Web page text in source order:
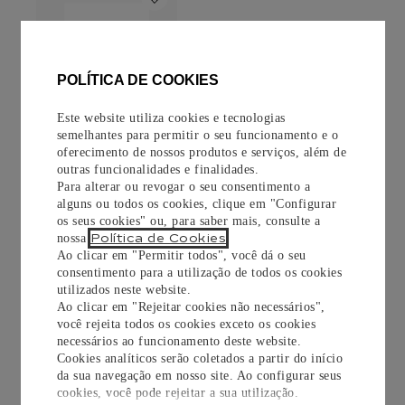
POLÍTICA DE COOKIES
Este website utiliza cookies e tecnologias
semelhantes para permitir o seu funcionamento e o
oferecimento de nossos produtos e serviços, além de
outras funcionalidades e finalidades.
Para alterar ou revogar o seu consentimento a
alguns ou todos os cookies, clique em "Configurar
os seus cookies" ou, para saber mais, consulte a
nossa Política de Cookies
Ao clicar em "Permitir todos", você dá o seu
consentimento para a utilização de todos os cookies
utilizados neste website.
Ao clicar em "Rejeitar cookies não necessários",
você rejeita todos os cookies exceto os cookies
necessários ao funcionamento deste website.
Cookies analíticos serão coletados a partir do início
da sua navegação em nosso site. Ao configurar seus
cookies, você pode rejeitar a sua utilização.
PULSEIRA
SÍMBOLOS
R$ 19.900,00
SAIBA MAIS